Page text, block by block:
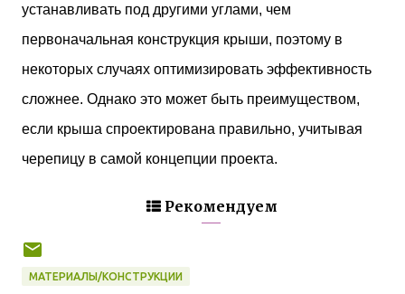
устанавливать под другими углами, чем
первоначальная конструкция крыши, поэтому в
некоторых случаях оптимизировать эффективность
сложнее. Однако это может быть преимуществом,
если крыша спроектирована правильно, учитывая
черепицу в самой концепции проекта.
Рекомендуем
МАТЕРИАЛЫ/КОНСТРУКЦИИ